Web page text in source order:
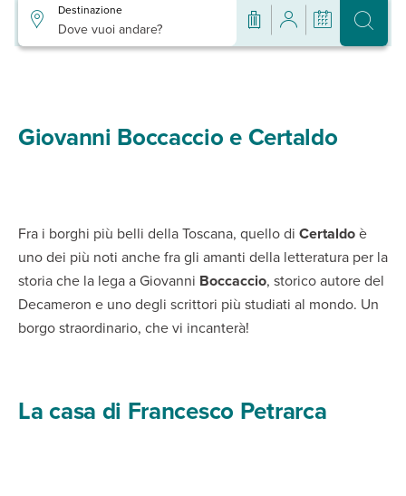
Destinazione
Dove vuoi andare?
Giovanni Boccaccio e Certaldo
Fra i borghi più belli della Toscana, quello di Certaldoè
uno dei più noti anche fra gli amanti della letteratura per la
storia che la lega a Giovanni Boccaccio, storico autore del
Decameron e uno degli scrittori più studiati al mondo. Un
borgo straordinario, che vi incanterà!
La casa di Francesco Petrarca